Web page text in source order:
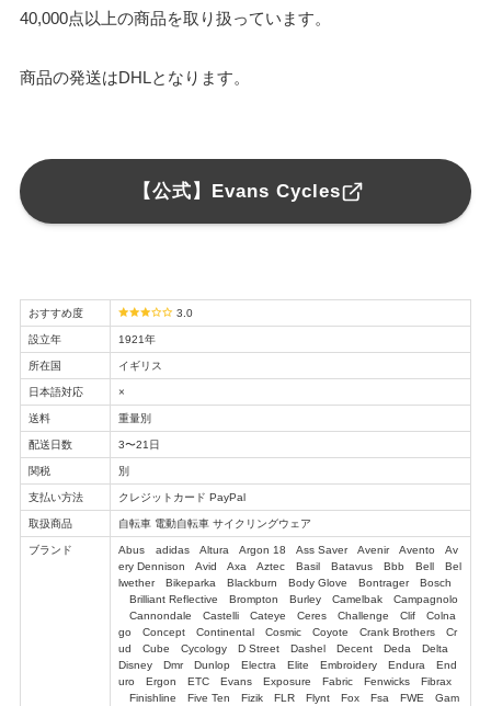
40,000点以上の商品を取り扱っています。
商品の発送はDHLとなります。
【公式】Evans Cycles
おすすめ度 3.0
設立年 1921年
所在国 イギリス
日本語対応 ×
送料 重量別
配送日数 3〜21日
関税 別
支払い方法 クレジットカード PayPal
取扱商品 自転車 電動自転車 サイクリングウェア
ブランド
Abus adidas Altura Argon 18 Ass Saver Avenir Avento Av
ery Dennison Avid Axa Aztec Basil Batavus Bbb Bell Bel
lwether Bikeparka Blackburn Body Glove Bontrager Bosch
Brilliant Reflective Brompton Burley Camelbak Campagnolo
Cannondale Castelli Cateye Ceres Challenge Clif Colna
go Concept Continental Cosmic Coyote Crank Brothers Cr
ud Cube Cycology D Street Dashel Decent Deda Delta
Disney Dmr Dunlop Electra Elite Embroidery Endura End
uro Ergon ETC Evans Exposure Fabric Fenwicks Fibrax
Finishline Five Ten Fizik FLR Flynt Fox Fsa FWE Gam